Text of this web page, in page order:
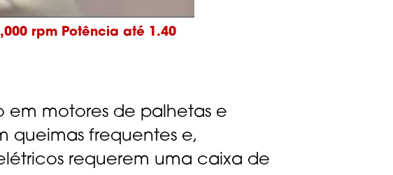
rpm Potência até 1.40
em motores de palhetas e
queimas frequentes e,
requerem uma caixa de